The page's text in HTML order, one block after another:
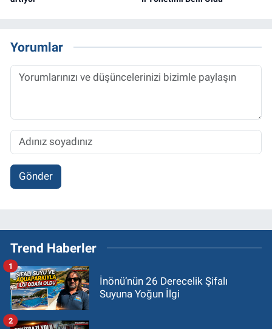
Yorumlar
Gönder
Trend Haberler
İnönü’nün 26 Derecelik Şifalı
Suyuna Yoğun İlgi
1
2